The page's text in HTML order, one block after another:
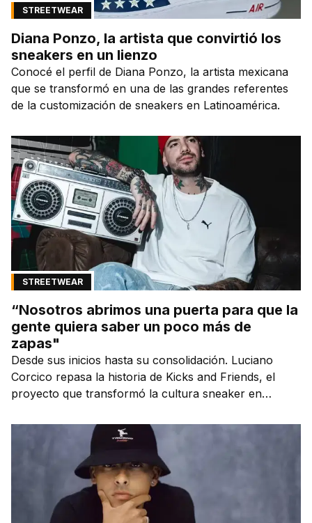
STREETWEAR
Diana Ponzo, la artista que convirtió los
sneakers en un lienzo
Conocé el perfil de Diana Ponzo, la artista mexicana
que se transformó en una de las grandes referentes
de la customización de sneakers en Latinoamérica.
STREETWEAR
“Nosotros abrimos una puerta para que la
gente quiera saber un poco más de
zapas"
Desde sus inicios hasta su consolidación. Luciano
Corcico repasa la historia de Kicks and Friends, el
proyecto que transformó la cultura sneaker en